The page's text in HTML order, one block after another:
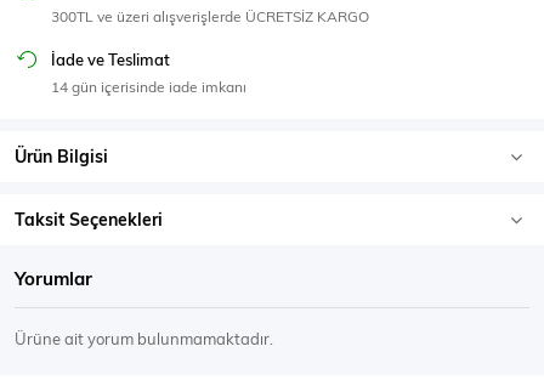
Eşofman Üstü
300TL ve üzeri alışverişlerde ÜCRETSİZ KARGO
İade ve Teslimat
14 gün içerisinde iade imkanı
Ürün Bilgisi
Taksit Seçenekleri
Yorumlar
Ürüne ait yorum bulunmamaktadır.